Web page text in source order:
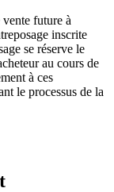
vente future à
inscrite
se réserve le
au cours de
à ces
le processus de la